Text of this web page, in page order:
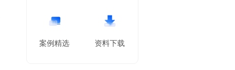
案例精选 资料下载